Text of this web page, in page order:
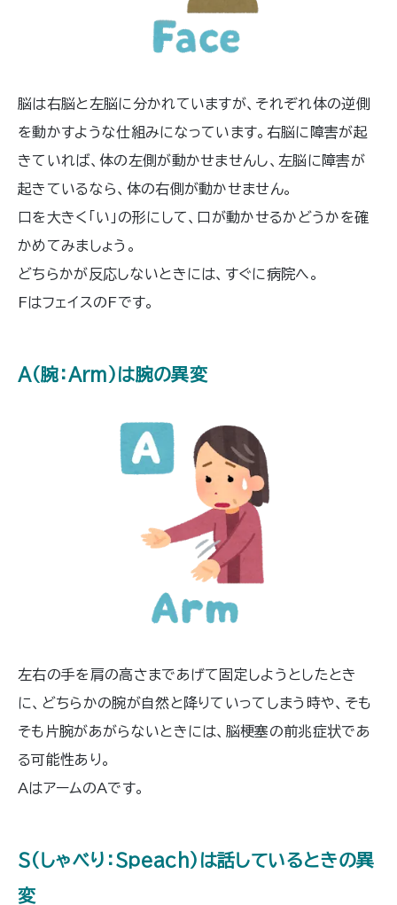
脳は右脳と左脳に分かれていますが、それぞれ体の逆側
を動かすような仕組みになっています。右脳に障害が起
きていれば、体の左側が動かせませんし、左脳に障害が
起きているなら、体の右側が動かせません。
口を大きく「い」の形にして、口が動かせるかどうかを確
かめてみましょう。
どちらかが反応しないときには、すぐに病院へ。
FはフェイスのFです。
A（腕：Arm）は腕の異変
左右の手を肩の高さまであげて固定しようとしたとき
に、どちらかの腕が自然と降りていってしまう時や、そも
そも片腕があがらないときには、脳梗塞の前兆症状であ
る可能性あり。
AはアームのAです。
S（しゃべり：Speach）は話しているときの異
変